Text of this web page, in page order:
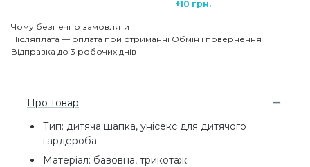
+10 грн.
Чому безпечно замовляти
Післяплата — оплата при отриманні Обмін і повернення
Відправка до 3 робочих днів
Про товар
Тип: дитяча шапка, унісекс для дитячого
гардероба.
Матеріал: бавовна, трикотаж.